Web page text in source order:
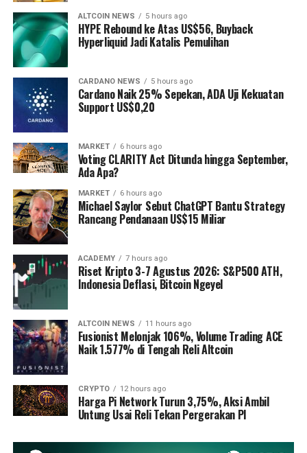
ALTCOIN NEWS 5 hours ago
HYPE Rebound ke Atas US$56, Buyback
Hyperliquid Jadi Katalis Pemulihan
CARDANO NEWS 5 hours ago
Cardano Naik 25% Sepekan, ADA Uji Kekuatan
Support US$0,20
MARKET 6 hours ago
Voting CLARITY Act Ditunda hingga September,
Ada Apa?
MARKET 6 hours ago
Michael Saylor Sebut ChatGPT Bantu Strategy
Rancang Pendanaan US$15 Miliar
ACADEMY 7 hours ago
Riset Kripto 3-7 Agustus 2026: S&P500 ATH,
Indonesia Deflasi, Bitcoin Ngeyel
ALTCOIN NEWS 11 hours ago
Fusionist Melonjak 106%, Volume Trading ACE
Naik 1.577% di Tengah Reli Altcoin
CRYPTO 12 hours ago
Harga Pi Network Turun 3,75%, Aksi Ambil
Untung Usai Reli Tekan Pergerakan PI